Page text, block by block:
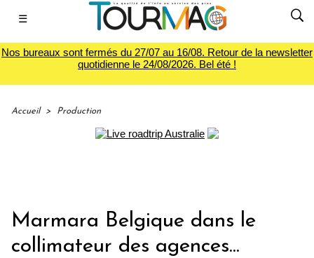
☰
Nos bureaux sont fermés du 27/07 au 16/08. Retour de la newsletter
quotidienne le 24/08/2026. Bel été !
Accueil > Production
Marmara Belgique dans le
collimateur des agences...